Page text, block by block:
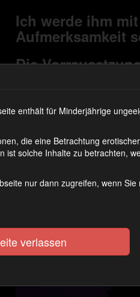
Ich werde ihm
Aufmerksamkeit
Die
sie an gehst
das du es dir
Anders als
Datei vor
Bereit für
enthält für Minderjährige
die eine Betrachtung
ist solche Inhalte zu betrachten,
nur dann zugreifen, wenn
verlassen